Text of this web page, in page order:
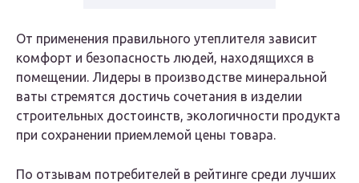
От применения правильного утеплителя зависит
комфорт и безопасность людей, находящихся в
помещении. Лидеры в производстве минеральной
ваты стремятся достичь сочетания в изделии
строительных достоинств, экологичности продукта
при сохранении приемлемой цены товара.
По отзывам потребителей в рейтинге среди лучших